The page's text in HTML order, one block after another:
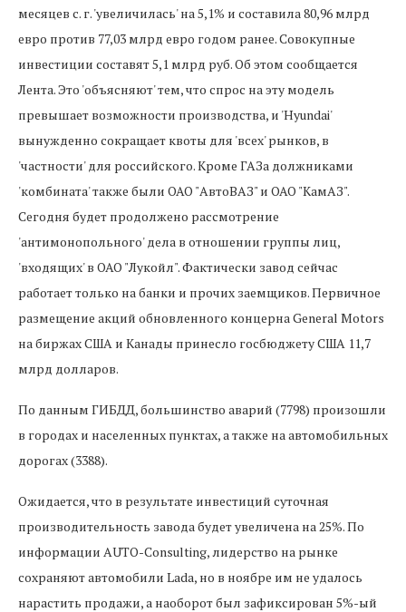
месяцев с. г. 'увеличилась' на 5,1% и составила 80,96 млрд
евро против 77,03 млрд евро годом ранее. Совокупные
инвестиции составят 5,1 млрд руб. Об этом сообщается
Лента. Это 'объясняют' тем, что спрос на эту модель
превышает возможности производства, и 'Hyundai'
вынужденно сокращает квоты для 'всех' рынков, в
'частности' для российского. Кроме ГАЗа должниками
'комбината' также были ОАО "АвтоВАЗ" и ОАО "КамАЗ".
Сегодня будет продолжено рассмотрение
'антимонопольного' дела в отношении группы лиц,
'входящих' в ОАО "Лукойл". Фактически завод сейчас
работает только на банки и прочих заемщиков. Первичное
размещение акций обновленного концерна General Motors
на биржах США и Канады принесло госбюджету США 11,7
млрд долларов.
По данным ГИБДД, большинство аварий (7798) произошли
в городах и населенных пунктах, а также на автомобильных
дорогах (3388).
Ожидается, что в результате инвестиций суточная
производительность завода будет увеличена на 25%. По
информации AUTO-Consulting, лидерство на рынке
сохраняют автомобили Lada, но в ноябре им не удалось
нарастить продажи, а наоборот был зафиксирован 5%-ый